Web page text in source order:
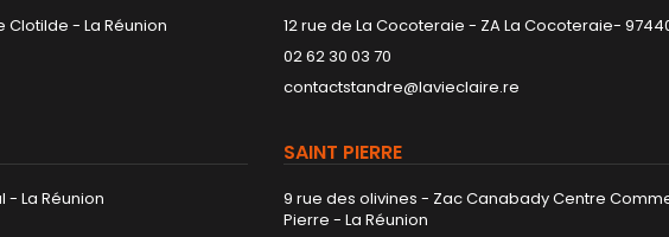
Clotilde - La Réunion
12 rue de La Cocoteraie - ZA La Cocoteraie-
02 62 30 03 70
contactstandre@lavieclaire.re
- La Réunion
SAINT PIERRE
9 rue des olivines - Zac Canabady Centre
Pierre - La Réunion